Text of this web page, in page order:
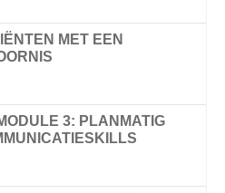
MET EEN
3: PLANMATIG